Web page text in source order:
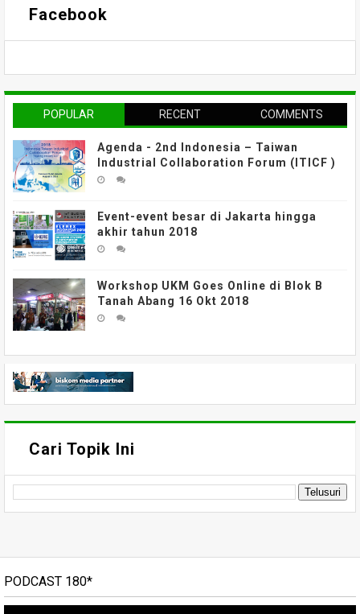
Facebook
POPULAR RECENT COMMENTS
Agenda - 2nd Indonesia – Taiwan
Industrial Collaboration Forum (ITICF )
Event-event besar di Jakarta hingga
akhir tahun 2018
Workshop UKM Goes Online di Blok B
Tanah Abang 16 Okt 2018
Cari Topik Ini
PODCAST 180*